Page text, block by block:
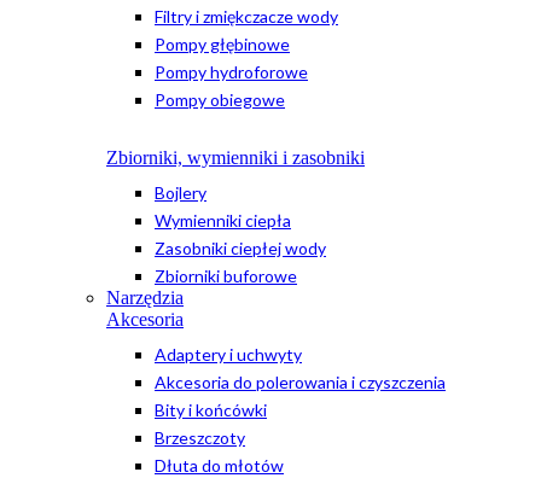
Filtry i zmiękczacze wody
Pompy głębinowe
Pompy hydroforowe
Pompy obiegowe
Zbiorniki, wymienniki i zasobniki
Bojlery
Wymienniki ciepła
Zasobniki ciepłej wody
Zbiorniki buforowe
Narzędzia
Akcesoria
Adaptery i uchwyty
Akcesoria do polerowania i czyszczenia
Bity i końcówki
Brzeszczoty
Dłuta do młotów